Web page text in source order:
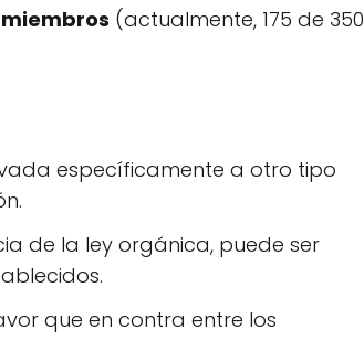
(actualmente, 175 de 350
específicamente a otro tipo
de la ley orgánica, puede ser
que en contra entre los